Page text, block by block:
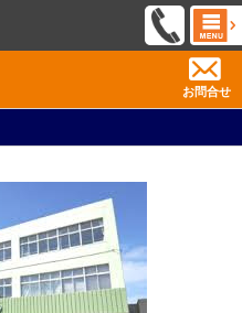
お問合せ